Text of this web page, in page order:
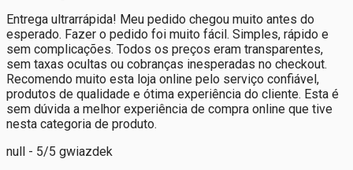
Entrega ultrarrápida! Meu pedido chegou muito antes do
esperado. Fazer o pedido foi muito fácil. Simples, rápido e
sem complicações. Todos os preços eram transparentes,
sem taxas ocultas ou cobranças inesperadas no checkout.
Recomendo muito esta loja online pelo serviço confiável,
produtos de qualidade e ótima experiência do cliente. Esta é
sem dúvida a melhor experiência de compra online que tive
nesta categoria de produto.
null - 5/5 gwiazdek